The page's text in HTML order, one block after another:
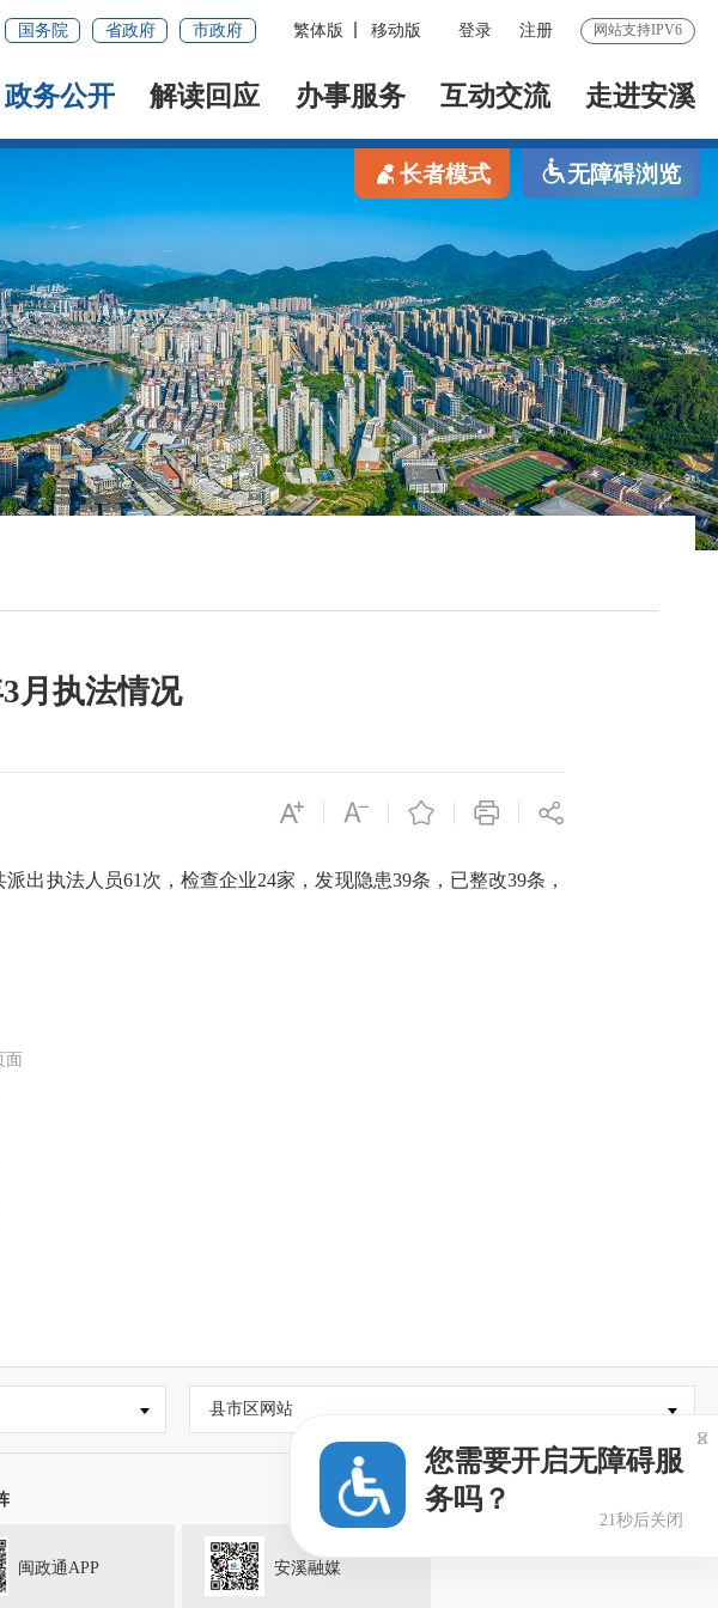
国务院 省政府 市政府 繁体版 移动版 登录 注册 网站支持IPV6
政务公开 解读回应 办事服务 互动交流 走进安溪
长者模式 无障碍浏览
月执法情况
派出执法人员61 次，检查企业24家，发现隐患39条，已整改39条，
面
县市区网站
闽政通APP 安溪融媒
您需要开启无障碍服
务吗？
20秒后关闭
